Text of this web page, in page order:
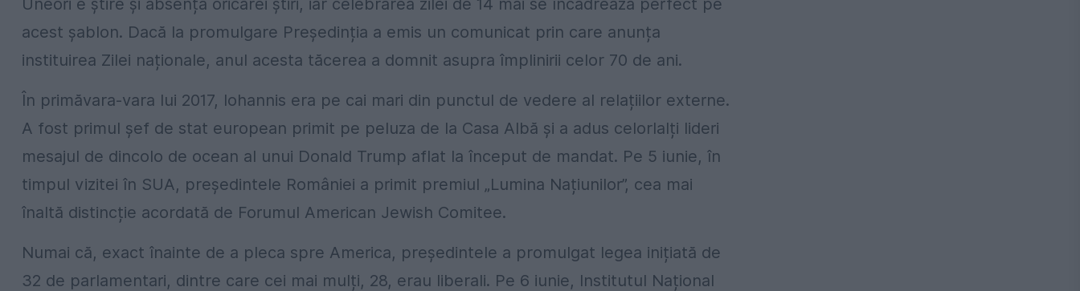
acest șablon. Dacă la promulgare Președinția a emis un comunicat prin care anunța
instituirea Zilei naționale, anul acesta tăcerea a domnit asupra împlinirii celor 70 de ani.
În primăvara-vara lui 2017, Iohannis era pe cai mari din punctul de vedere al relațiilor externe.
A fost primul șef de stat european primit pe peluza de la Casa Albă și a adus celorlalți lideri
mesajul de dincolo de ocean al unui Donald Trump aflat la început de mandat. Pe 5 iunie, în
timpul vizitei în SUA, președintele României a primit premiul „Lumina Națiunilor”, cea mai
înaltă distincție acordată de Forumul American Jewish Comitee.
Numai că, exact înainte de a pleca spre America, președintele a promulgat legea inițiată de
32 de parlamentari, dintre care cei mai mulți, 28, erau liberali. Pe 6 iunie, Institutul Național